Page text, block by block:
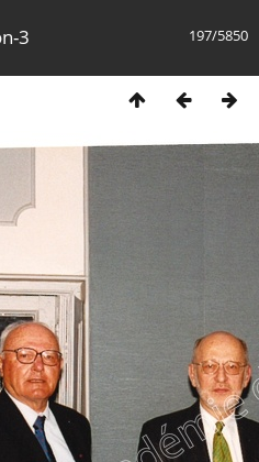
197/5850
3